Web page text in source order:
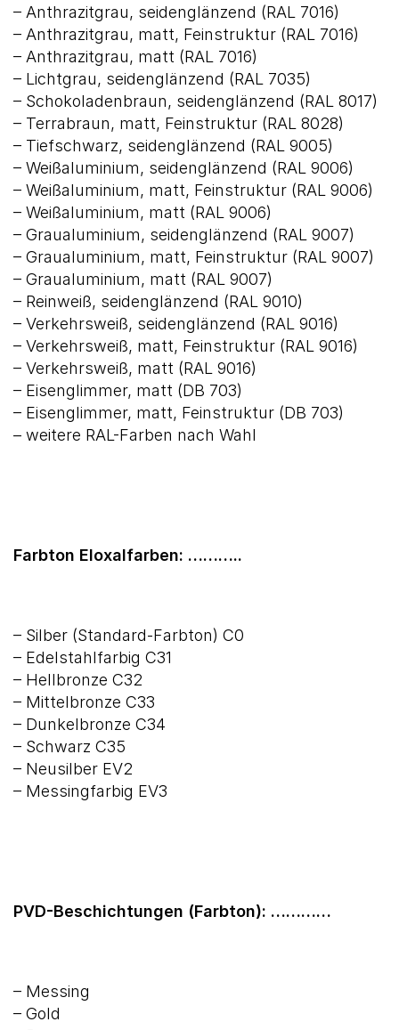
– Anthrazitgrau, seidenglänzend (RAL 7016)
– Anthrazitgrau, matt, Feinstruktur (RAL 7016)
– Anthrazitgrau, matt (RAL 7016)
– Lichtgrau, seidenglänzend (RAL 7035)
– Schokoladenbraun, seidenglänzend (RAL 8017)
– Terrabraun, matt, Feinstruktur (RAL 8028)
– Tiefschwarz, seidenglänzend (RAL 9005)
– Weißaluminium, seidenglänzend (RAL 9006)
– Weißaluminium, matt, Feinstruktur (RAL 9006)
– Weißaluminium, matt (RAL 9006)
– Graualuminium, seidenglänzend (RAL 9007)
– Graualuminium, matt, Feinstruktur (RAL 9007)
– Graualuminium, matt (RAL 9007)
– Reinweiß, seidenglänzend (RAL 9010)
– Verkehrsweiß, seidenglänzend (RAL 9016)
– Verkehrsweiß, matt, Feinstruktur (RAL 9016)
– Verkehrsweiß, matt (RAL 9016)
– Eisenglimmer, matt (DB 703)
– Eisenglimmer, matt, Feinstruktur (DB 703)
– weitere RAL-Farben nach Wahl
Farbton Eloxalfarben: ………..
– Silber (Standard-Farbton) C0
– Edelstahlfarbig C31
– Hellbronze C32
– Mittelbronze C33
– Dunkelbronze C34
– Schwarz C35
– Neusilber EV2
– Messingfarbig EV3
PVD-Beschichtungen (Farbton): …………
– Messing
– Gold